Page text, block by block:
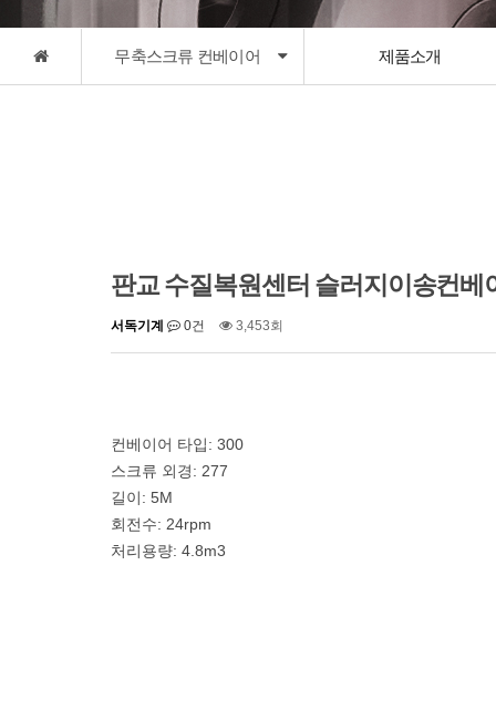
무축스크류 컨베이어 제품소개
판교 수질복원센터 슬러지이송컨베
서독기계 0건 3,453회
컨베이어 타입: 300
스크류 외경: 277
길이: 5M
회전수: 24rpm
처리용량: 4.8m3